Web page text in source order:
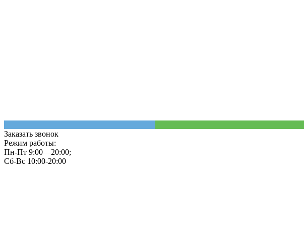
Заказать звонок
Режим работы:
Пн-Пт 9:00—20:00;
Сб-Вс 10:00-20:00